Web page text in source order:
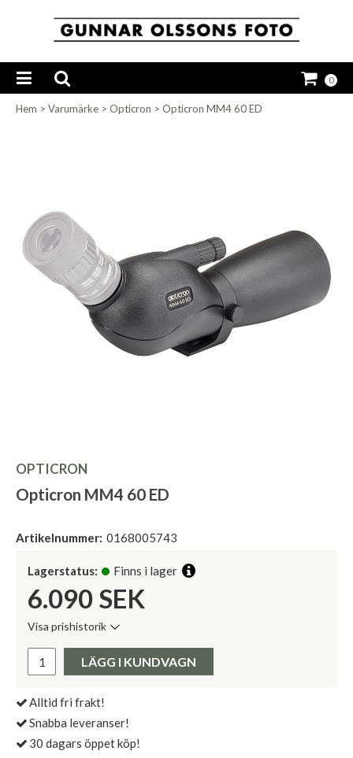
0
Hem > Varumärke > Opticron > Opticron MM4 60 ED
OPTICRON
Opticron MM4 60 ED
Artikelnummer: 0168005743
Lagerstatus: Finns i lager
6.090 SEK
Visa prishistorik
Pris:
LÄGG I KUNDVAGN
Alltid fri frakt!
Snabba leveranser!
30 dagars öppet köp!